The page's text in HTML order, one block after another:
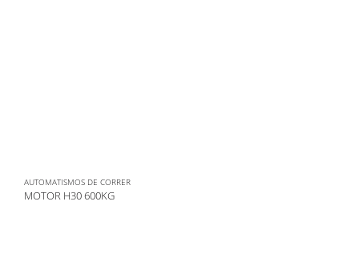
AUTOMATISMOS DE CORRER
MOTOR H30 600KG